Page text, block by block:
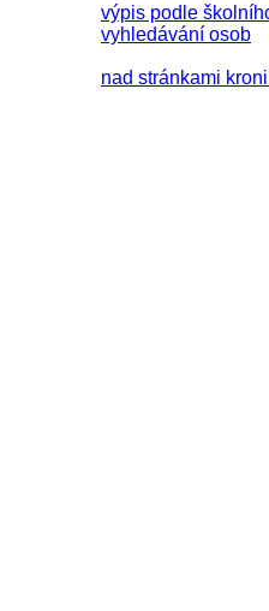
výpis podle
vyhledávání osob
nad stránkami